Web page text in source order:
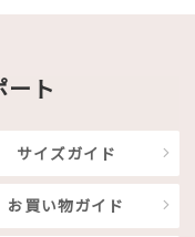
ート
サイズガイド
お買い物ガイド